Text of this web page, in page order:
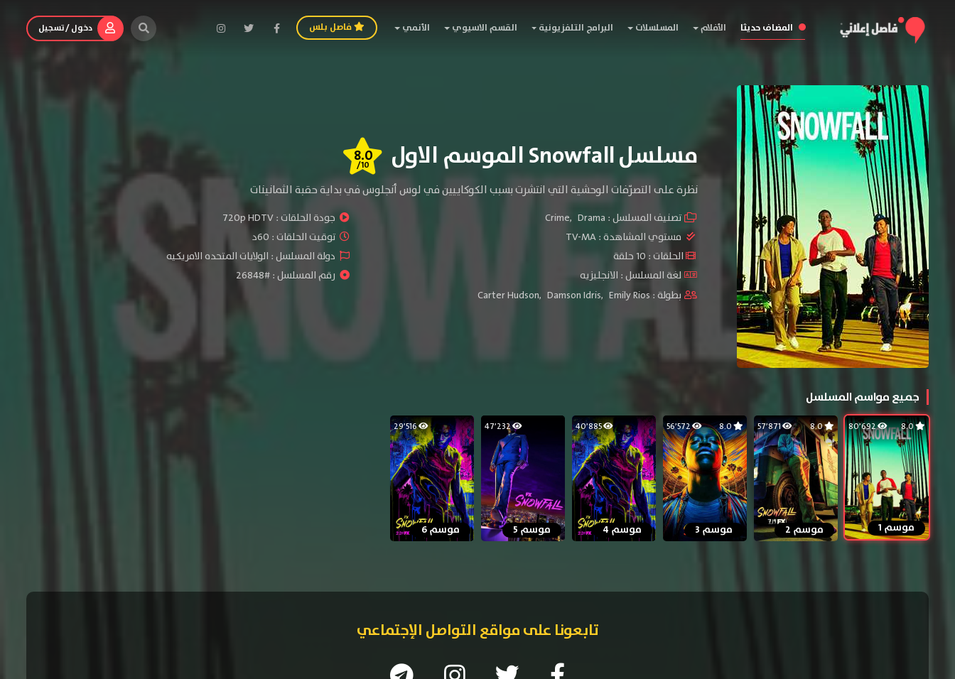
المضاف حديثا الأفلام المسلسلات البرامج التلفزيونية القسم الاسيوي الأنمي فاصل بلس دخول / تسجيل
مسلسل Snowfall الموسم الاول 8.0
/10
نظرة على التصرّفات الوحشية التي انتشرت بسبب الكوكاييين في لوس أنجلوس في بداية حقبة الثمانينات
تصنيف المسلسل : Crime, Drama جودة الحلقات :720p HDTV
مستوي المشاهدة :TV-MA
توقيت الحلقات : 60د
الحلقات : 10 حلقة
دولة المسلسل : الولايات المتحده الامريكيه
لغة المسلسل : الانجليزيه
رقم المسلسل : #26848
بطولة :
Carter Hudson, Damson Idris, Emily Rios
جميع مواسم المسلسل
8.0 80٬692
موسم 1
8.0 57٬871
موسم 2
8.0 56٬572
موسم 3
40٬885
موسم 4
47٬232
موسم 5
29٬516
موسم 6
تابعونا على مواقع التواصل الإجتماعي